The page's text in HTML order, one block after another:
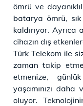
ömrü ve
batarya ömrü,
kaldırıyor. Ayrıca
cihazın dış
Türk Telekom ile
zaman takip
etmenize,
yaşamınızı daha
oluyor.